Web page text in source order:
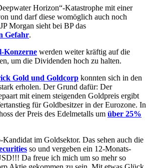
Horizon“-Katastrophe mit einer
und darf diese womöglich auch noch
Morgan sieht bei BP das
Gefahr.
Konzerne werden weiter kräftig auf die
um die Dividenden hoch zu halten.
Gold und Goldcorp konnten sich in den
erholen. Der Grund dafür: Der
mit einem steigenden Goldpreis ergibt
für Goldbesitzer in der Eurozone. In
der Preis des Edelmetalls um über 25%
Kandidat im Goldsektor. Das sehen auch die
so und vergeben ein 12-Monats-
Da freue ich mich um so mehr so